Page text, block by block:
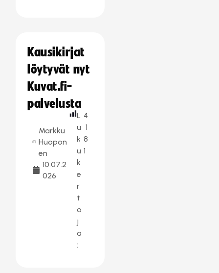
Kausikirjat
löytyvät nyt
Kuvat.fi-
palvelusta
Markku
Huopon
en
10.07.2
026
L
u
k
u
k
e
r
t
o
j
a
:
4
1
8
1